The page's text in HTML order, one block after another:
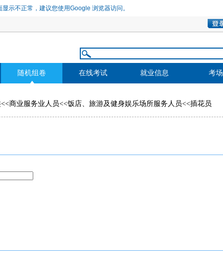
显示不正常，建议您使用Google 浏览器访问。
随机组卷 在线考试 就业信息 考场
<<商业服务业人员<<饭店、旅游及健身娱乐场所服务人员<<插花员